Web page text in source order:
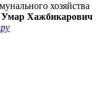
хозяйства
Хажбикарович